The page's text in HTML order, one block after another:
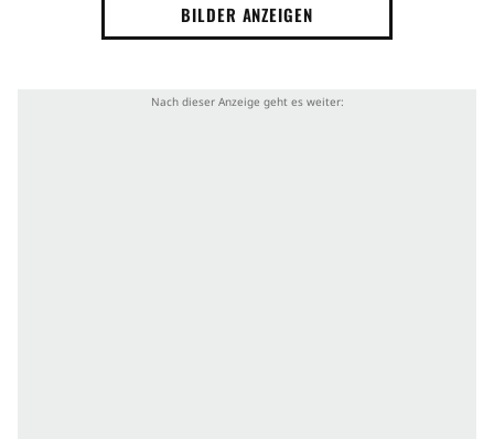
BILDER ANZEIGEN